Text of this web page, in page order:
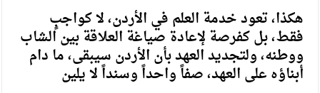
هكذا، تعود خدمة العلم في الأردن، لا كواجبٍ
فقط، بل كفرصة لإعادة صياغة العلاقة بين الشاب
ووطنه، ولتجديد العهد بأن الأردن سيبقى، ما دام
أبناؤه على العهد، صفاً واحداً وسنداً لا يلين